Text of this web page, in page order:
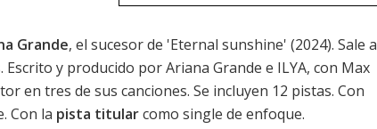
Grande, el sucesor de 'Eternal sunshine' (2024). Sale a
y producido por Ariana Grande e ILYA, con Max
en tres de sus canciones. Se incluyen 12 pistas. Con
Con la pista titularcomo single de enfoque.